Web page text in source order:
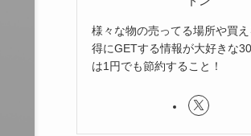
様々な物の売ってる場所や買
得にGETする情報が大好きな
は1円でも節約すること！